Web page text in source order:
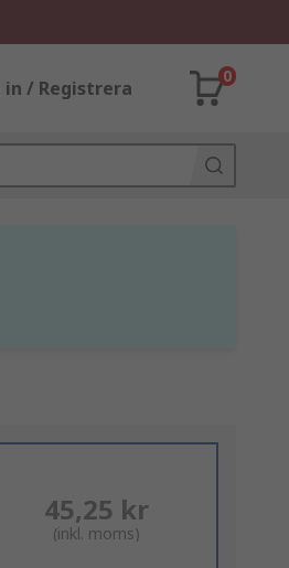
in / Registrera
0
45,25 kr
(inkl. moms)